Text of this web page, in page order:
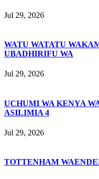
Jul 29, 2026
WATU WATATU
UBADHIRIFU WA
Jul 29, 2026
UCHUMI WA KENYA
ASILIMIA 4
Jul 29, 2026
TOTTENHAM